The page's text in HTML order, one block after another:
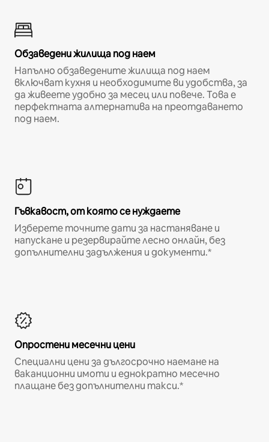
Обзаведени жилища под наем
Напълно обзаведените жилища под наем
включват кухня и необходимите ви удобства, за
да живеете удобно за месец или повече. Това е
перфектната алтернатива на преотдаването
под наем.
Гъвкавост, от която се нуждаете
Изберете точните дати за настаняване и
напускане и резервирайте лесно онлайн, без
допълнителни задължения и документи.*
Опростени месечни цени
Специални цени за дългосрочно наемане на
ваканционни имоти и еднократно месечно
плащане без допълнителни такси.*